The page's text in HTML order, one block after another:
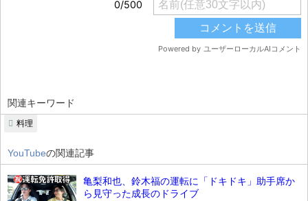
関連キーワード
料理
YouTubeの関連記事
亀梨和也、鈴木福の運転に「ドキドキ」助手席か
ら見守った成長のドライブ